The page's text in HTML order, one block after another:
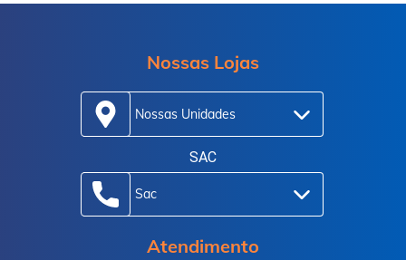
Nossas Lojas
Nossas Unidades
SAC
Sac
Atendimento